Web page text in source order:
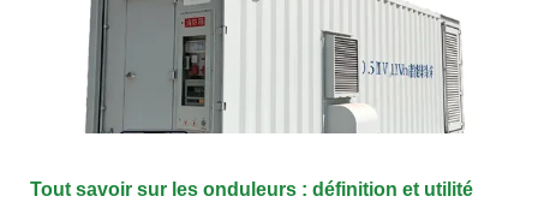
Tout savoir sur les onduleurs : définition et utilité